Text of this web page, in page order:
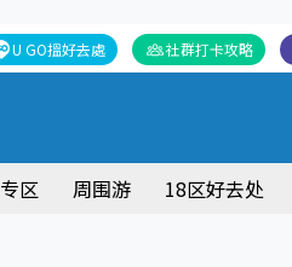
社群打卡攻略
U GO搵好去處
区 周围游 18区好去处